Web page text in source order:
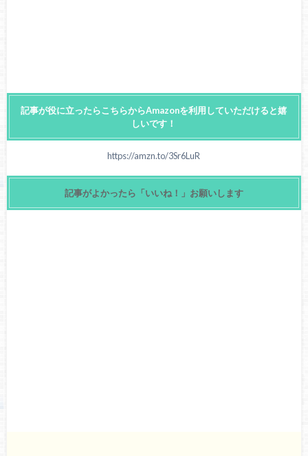
記事が役に立ったらこちらからAmazonを利用していただけると嬉
しいです！
https://amzn.to/3Sr6LuR
記事がよかったら「いいね！」お願いします